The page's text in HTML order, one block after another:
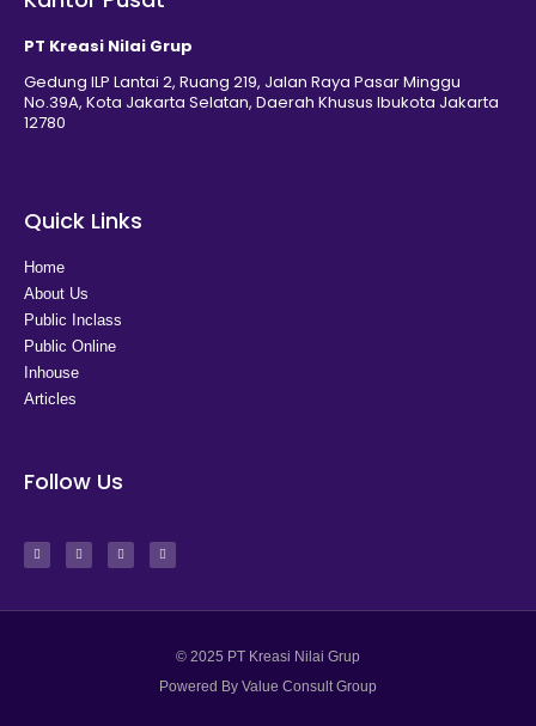
PT Kreasi Nilai Grup
Gedung ILP Lantai 2, Ruang 219, Jalan Raya Pasar Minggu
No.39A, Kota Jakarta Selatan, Daerah Khusus Ibukota Jakarta
12780
Quick Links
Home
About Us
Public Inclass
Public Online
Inhouse
Articles
Follow Us
© 2025 PT Kreasi Nilai Grup
Powered By Value Consult Group